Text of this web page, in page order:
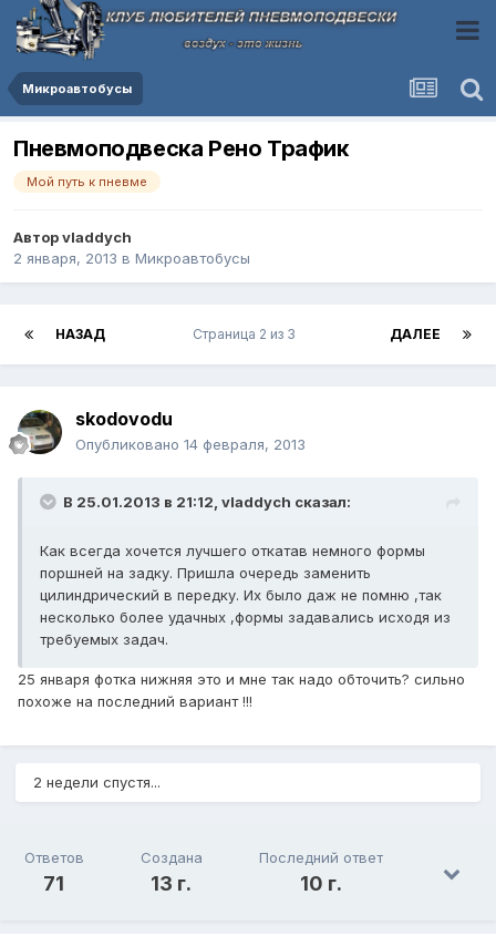
Микроавтобусы
Пневмоподвеска Рено Трафик
Мой путь к пневме
Авторvladdych
2 января, 2013 в Микроавтобусы
НАЗАД ДАЛЕЕ
Страница 2 из 3
skodovodu
Опубликовано 14 февраля, 2013
В 25.01.2013 в 21:12, vladdych сказал:
Как всегда хочется лучшего откатав немного формы
поршней на задку. Пришла очередь заменить
цилиндрический в передку. Их было даж не помню ,так
несколько более удачных ,формы задавались исходя из
требуемых задач.
25 января фотка нижняя это и мне так надо обточить? сильно
похоже на последний вариант !!!
2 недели спустя...
Ответов
71
Создана
13 г.
Последний ответ
10 г.